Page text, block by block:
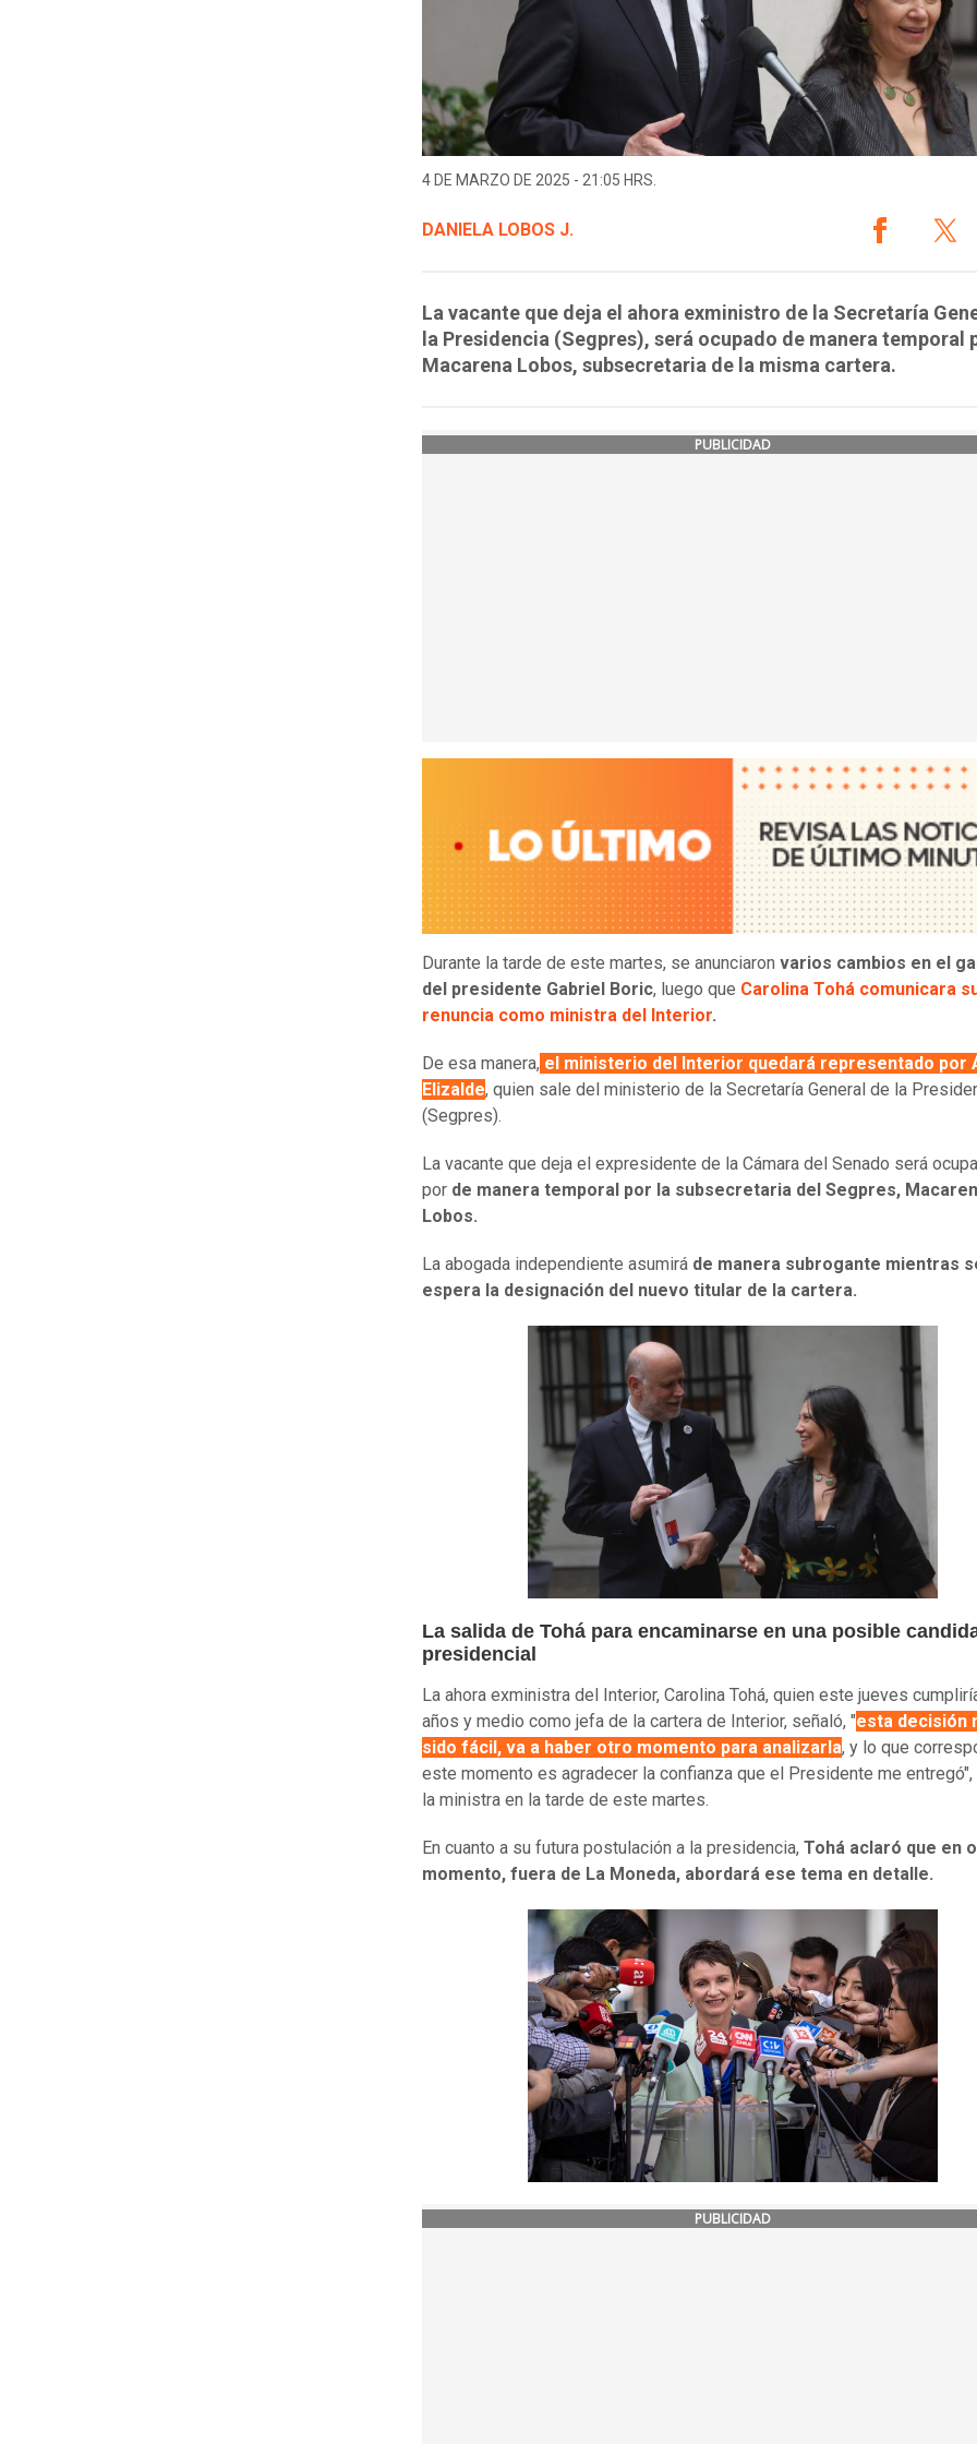
4 DE MARZO DE 2025 - 21:05 HRS.
DANIELA LOBOS J.
La vacante que deja el ahora exministro de la Secretaría
la Presidencia (Segpres), será ocupado de manera temporal
Macarena Lobos, subsecretaria de la misma cartera.
PUBLICIDAD
Durante la tarde de este martes, se anunciaron varios cambios en el
del presidente Gabriel Boric, luego que Carolina Tohá comunicara
renuncia como ministra del Interior.
De esa manera, el ministerio del Interior quedará representado por
Elizalde, quien sale del ministerio de la Secretaría General de la
(Segpres).
La vacante que deja el expresidente de la Cámara del Senado será
por de manera temporal por la subsecretaria del Segpres,
Lobos.
La abogada independiente asumirá de manera subrogante mientras
espera la designación del nuevo titular de la cartera.
La salida de Tohá para encaminarse en una posible
presidencial
La ahora exministra del Interior, Carolina Tohá, quien este jueves
años y medio como jefa de la cartera de Interior, señaló, "esta decisión
sido fácil, va a haber otro momento para analizarla, y lo que
este momento es agradecer la confianza que el Presidente me
la ministra en la tarde de este martes.
En cuanto a su futura postulación a la presidencia, Tohá aclaró que en
momento, fuera de La Moneda, abordará ese tema en detalle.
PUBLICIDAD